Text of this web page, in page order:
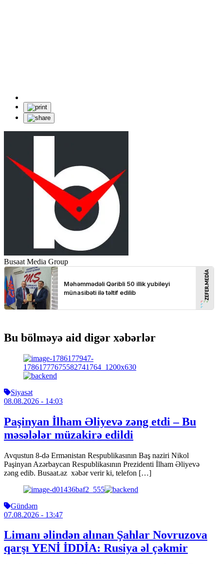
Busaat Media Group
Bu bölməyə aid digər xəbərlər
Siyasət
08.08.2026 - 14:03
Paşinyan İlham Əliyevə zəng etdi – Bu
məsələlər müzakirə edildi
Avqustun 8-də Ermənistan Respublikasının Baş naziri Nikol
Paşinyan Azərbaycan Respublikasının Prezidenti İlham Əliyevə
zəng edib. Busaat.az xəbər verir ki, telefon […]
Gündəm
07.08.2026 - 13:47
Limanı əlindən alınan Şahlar Novruzova
qarşı YENİ İDDİA: Rusiya əl çəkmir